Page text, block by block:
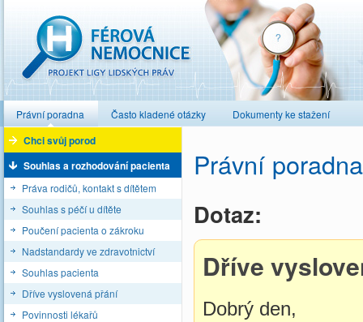
Právní poradna Často kladené otázky Dokumenty ke stažení
Chci svůj porod
Souhlas a rozhodování pacienta
Práva rodičů, kontakt s dítětem
Souhlas s péčí u dítěte
Poučení pacienta o zákroku
Nadstandardy ve zdravotnictví
Souhlas pacienta
Dříve vyslovená přání
Povinnosti lékařů
Právní
Dotaz:
Dříve
Dobrý den,